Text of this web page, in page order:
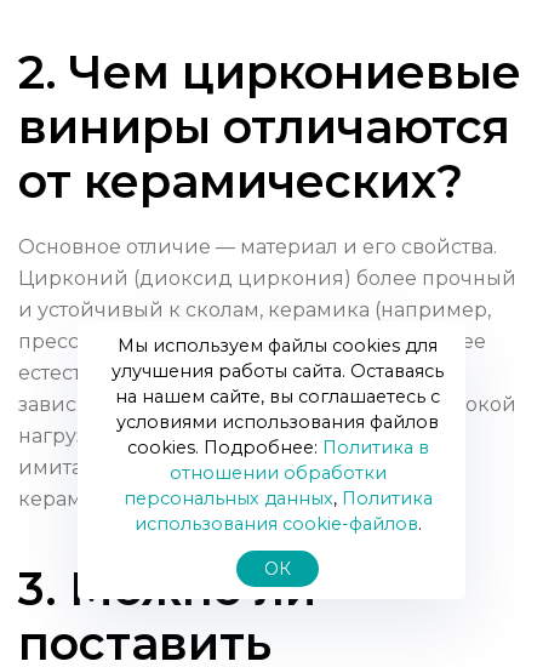
2. Чем циркониевые
виниры отличаются
от керамических?
Основное отличие — материал и его свойства.
Цирконий (диоксид циркония) более прочный
и устойчивый к сколам, керамика (например,
прессованная керамика) может давать более
естественную светопроницаемость. Выбор
зависит от клинической ситуации: для высокой
нагрузки — цирконий, для максимальной
имитации эмали в отдельных случаях —
керамика или комбинированный подход.
3. Можно ли
поставить
Мы используем файлы cookies для
улучшения работы сайта. Оставаясь
на нашем сайте, вы соглашаетесь с
условиями использования файлов
cookies. Подробнее: Политика в
отношении обработки
персональных данных, Политика
использования сookie-файлов.
ОК